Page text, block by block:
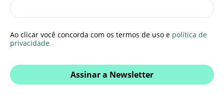
Ao clicar você concorda com os termos de uso e política de
privacidade
Assinar a Newsletter